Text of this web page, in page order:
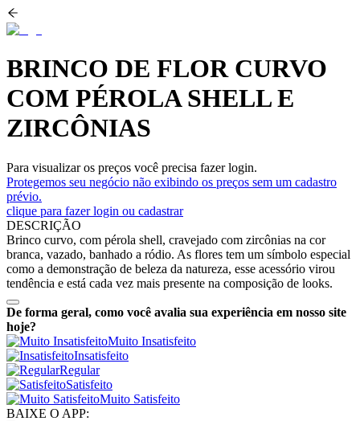
BRINCO DE FLOR CURVO
COM PÉROLA SHELL E
ZIRCÔNIAS
Para visualizar os preços você precisa fazer login.
Protegemos seu negócio não exibindo os preços sem um cadastro
prévio.
clique para fazer login ou cadastrar
DESCRIÇÃO
Brinco curvo, com pérola shell, cravejado com zircônias na cor
branca, vazado, banhado a ródio. As flores tem um símbolo especial
como a demonstração de beleza da natureza, esse acessório virou
tendência e está cada vez mais presente na composição de looks.
De forma geral, como você avalia sua experiência em nosso site
hoje?
Muito Insatisfeito
Insatisfeito
Regular
Satisfeito
Muito Satisfeito
BAIXE O APP: